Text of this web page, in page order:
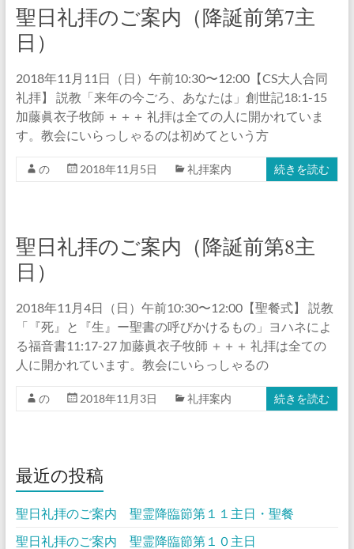
聖日礼拝のご案内（降誕前第7主
日）
2018年11月11日（日）午前10:30〜12:00【CS大人合同
礼拝】 説教「来年の今ごろ、あなたは」創世記18:1-15
加藤眞衣子牧師 ＋＋＋ 礼拝は全ての人に開かれていま
す。教会にいらっしゃるのは初めてという方
の 2018年11月5日 礼拝案内 続きを読む
聖日礼拝のご案内（降誕前第8主
日）
2018年11月4日（日）午前10:30〜12:00【聖餐式】 説教
「『死』と『生』ー聖書の呼びかけるもの」ヨハネによ
る福音書11:17-27 加藤眞衣子牧師 ＋＋＋ 礼拝は全ての
人に開かれています。教会にいらっしゃるの
の 2018年11月3日 礼拝案内 続きを読む
最近の投稿
聖日礼拝のご案内 聖霊降臨節第１１主日・聖餐
聖日礼拝のご案内 聖霊降臨節第１０主日